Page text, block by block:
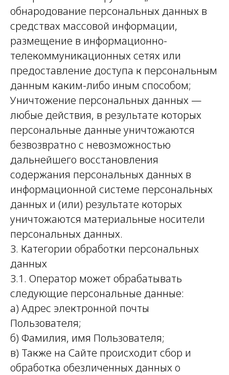
обнародование персональных данных в
средствах массовой информации,
размещение в информационно-
телекоммуникационных сетях или
предоставление доступа к персональным
данным каким-либо иным способом;
Уничтожение персональных данных —
любые действия, в результате которых
персональные данные уничтожаются
безвозвратно с невозможностью
дальнейшего восстановления
содержания персональных данных в
информационной системе персональных
данных и (или) результате которых
уничтожаются материальные носители
персональных данных.
3. Категории обработки персональных
данных
3.1. Оператор может обрабатывать
следующие персональные данные:
а) Адрес электронной почты
Пользователя;
б) Фамилия, имя Пользователя;
в) Также на Сайте происходит сбор и
обработка обезличенных данных о